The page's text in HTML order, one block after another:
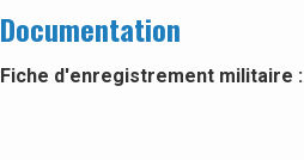
Documentation
Fiche d'enregistrement militaire :